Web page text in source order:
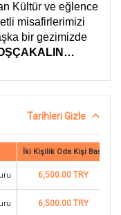
Kültür ve eğlence
misafirlerimizi
bir gezimizde
Tarihleri Gizle
İki Kişilik Oda Kişi Başı
6,500.00 TRY
6,500.00 TRY